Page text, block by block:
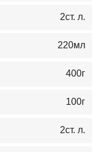
2ст. л.
220мл
400г
100г
2ст. л.